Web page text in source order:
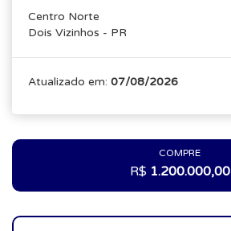
Centro Norte
Dois Vizinhos - PR
Atualizado em: 07/08/2026
COMPRE
R$ 1.200.000,00